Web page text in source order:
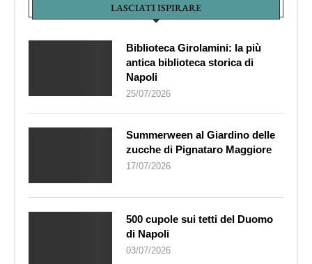
LASCIATI ISPIRARE
Biblioteca Girolamini: la più
antica biblioteca storica di
Napoli
25/07/2026
Summerween al Giardino delle
zucche di Pignataro Maggiore
17/07/2026
500 cupole sui tetti del Duomo
di Napoli
03/07/2026